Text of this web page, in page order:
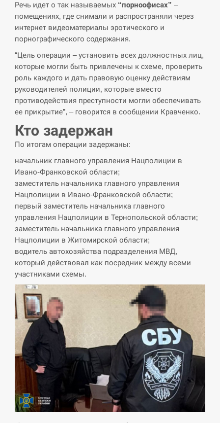
13:23
“Они должны быть уничтожены”: в
МИДе ответили, как отреагируют на…
СЕРПЕНЬ
Тайвань проводить найбільші військові
навчання на тлі загрози вторгнення з…
СЕРПЕНЬ
12:53
Украины, несмотря на сомнения…
СЕРПЕНЬ
12:40
Латвія готова направити до 20
військових для розблокування
Ормузької протоки
СЕРПЕНЬ
12:23
Силы обороны поразили российскую
переправу, склады и другие важные
объекты…
СЕРПЕНЬ
12:10
У США зафіксували рекордний спалах
циклоспорозу, захворіли понад 10
тисяч…
СЕРПЕНЬ
Под огнем “Эпицентр”, ROZETKA и
“Новая почта”: что известно об…
СЕРПЕНЬ
Речь идет о так называемых “порноофисах” –
помещениях, где снимали и распространяли через
интернет видеоматериалы эротического и
порнографического содержания.
“Цель операции – установить всех должностных лиц,
которые могли быть привлечены к схеме, проверить
роль каждого и дать правовую оценку действиям
руководителей полиции, которые вместо
противодействия преступности могли обеспечивать
ее прикрытие”, – говорится в сообщении Кравченко.
Кто задержан
По итогам операции задержаны:
начальник главного управления Нацполиции в
Ивано-Франковской области;
заместитель начальника главного управления
Нацполиции в Ивано-Франковской области;
первый заместитель начальника главного
управления Нацполиции в Тернопольской области;
заместитель начальника главного управления
Нацполиции в Житомирской области;
водитель автохозяйства подразделения МВД,
который действовал как посредник между всеми
участниками схемы.